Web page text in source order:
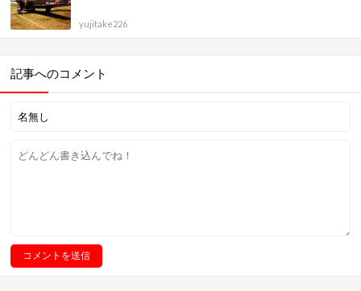
yujitake226
記事へのコメント